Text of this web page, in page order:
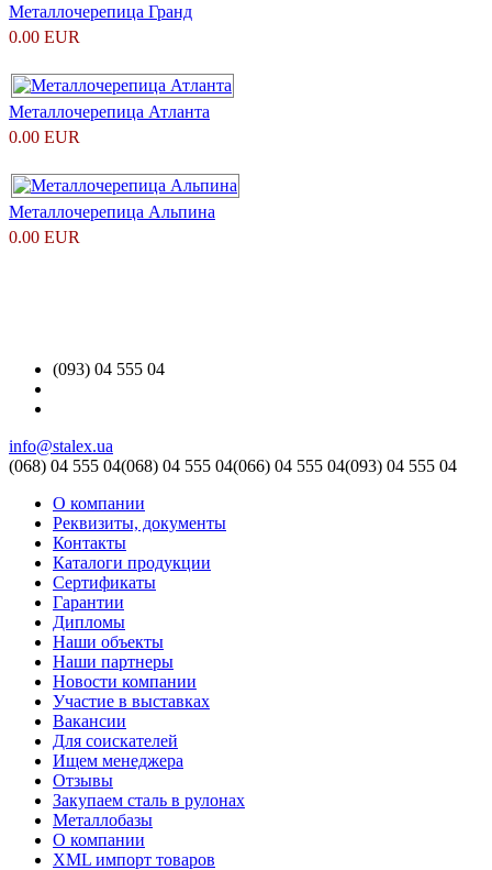
Металлочерепица Гранд
0.00 EUR
Металлочерепица Атланта
0.00 EUR
Металлочерепица Альпина
0.00 EUR
(093) 04 555 04
info@stalex.ua
(068) 04 555 04(068) 04 555 04(066) 04 555 04(093) 04 555 04
О компании
Реквизиты, документы
Контакты
Каталоги продукции
Сертификаты
Гарантии
Дипломы
Наши объекты
Наши партнеры
Новости компании
Участие в выставках
Вакансии
Для соискателей
Ищем менеджера
Отзывы
Закупаем сталь в рулонах
Металлобазы
О компании
XML импорт товаров